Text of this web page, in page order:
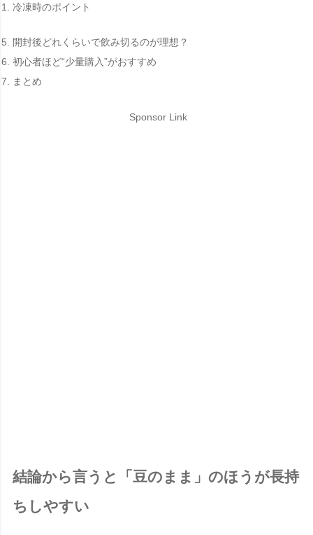
冷凍時のポイント
開封後どれくらいで飲み切るのが理想？
初心者ほど“少量購入”がおすすめ
まとめ
Sponsor Link
結論から言うと「豆のまま」のほうが長持
ちしやすい